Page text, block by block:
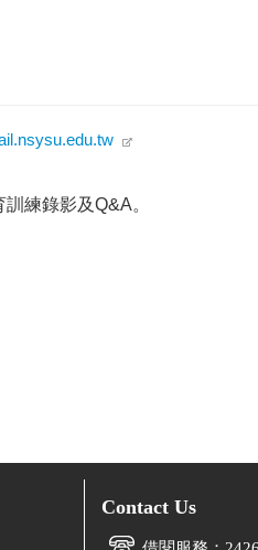
練錄影及Q&A。
Contact Us